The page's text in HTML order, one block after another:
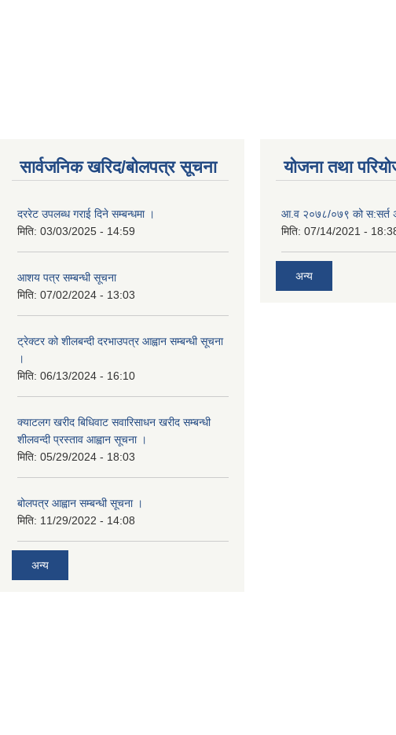
सार्वजनिक खरिद/बोलपत्र सूचना
दररेट उपलब्ध गराई दिने सम्बन्धमा ।
मिति: 03/03/2025 - 14:59
आशय पत्र सम्बन्धी सूचना
मिति: 07/02/2024 - 13:03
ट्रेक्टर को शीलबन्दी दरभाउपत्र आह्वान सम्बन्धी सूचना
।
मिति: 06/13/2024 - 16:10
क्याटलग खरीद बिधिवाट सवारिसाधन खरीद सम्बन्धी
शीलवन्दी प्रस्ताव आह्वान सूचना ।
मिति: 05/29/2024 - 18:03
बोलपत्र आह्वान सम्बन्धी सूचना ।
मिति: 11/29/2022 - 14:08
अन्य
योजना तथा
आ.व २०७८/०७९ को स:सर्त
मिति: 07/14/2021 -
अन्य